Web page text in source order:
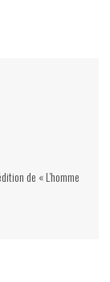
de « L’homme